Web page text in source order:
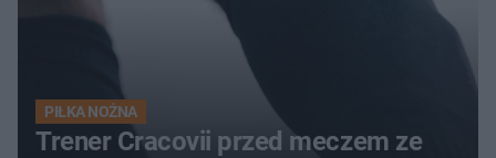
PIŁKA NOŻNA
Trener Cracovii przed meczem ze